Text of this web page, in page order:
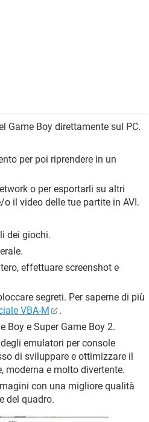
Game Boy direttamente sul PC.
per poi riprendere in un
o per esportarli su altri
il video delle tue partite in AVI.
dei giochi.
effettuare screenshot e
segreti. Per saperne di più
VBA-M
.
Boy e Super Game Boy 2.
emulatori per console
di sviluppare e ottimizzare il
moderna e molto divertente.
con una migliore qualità
del quadro.